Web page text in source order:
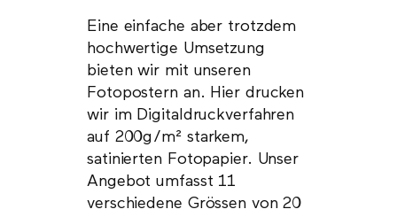
Eine einfache aber trotzdem
hochwertige Umsetzung
bieten wir mit unseren
Fotopostern an. Hier drucken
wir im Digitaldruckverfahren
auf 200g/m² starkem,
satinierten Fotopapier. Unser
Angebot umfasst 11
verschiedene Grössen von 20